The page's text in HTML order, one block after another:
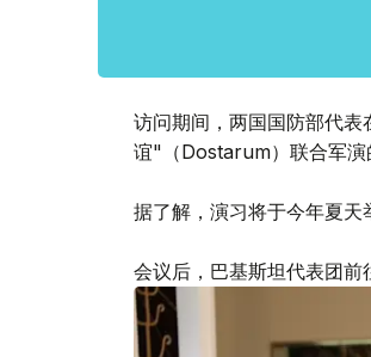
访问期间，两国国防部代
谊"（Dostarum）联合军演
据了解，演习将于今年夏天
会议后，巴基斯坦代表团前